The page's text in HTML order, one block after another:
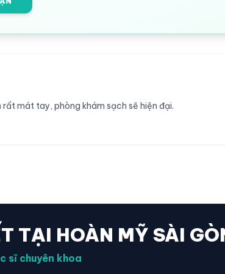
rất mát tay, phòng khám sạch sẽ hiện đại.
TẠI HOÀN MỸ SÀI
sĩ chuyên khoa